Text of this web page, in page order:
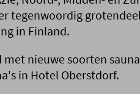
tegenwoordig
in Finland.
nieuwe soorten
in Hotel Oberstdorf.